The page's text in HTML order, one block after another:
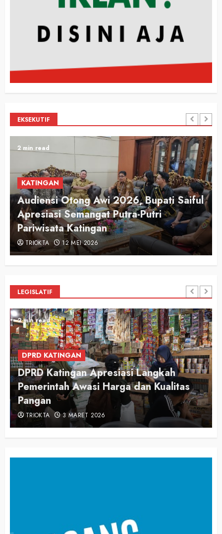
EKSEKUTIF
2 min read
KATINGAN
Audiensi Otong Awi 2026, Bupati Saiful
Apresiasi Semangat Putra-Putri
Pariwisata Katingan
TRIOKTA 12 MEI 2026
LEGISLATIF
2 min read
DPRD KATINGAN
DPRD Katingan Apresiasi Langkah
Pemerintah Awasi Harga dan Kualitas
Pangan
TRIOKTA 3 MARET 2026